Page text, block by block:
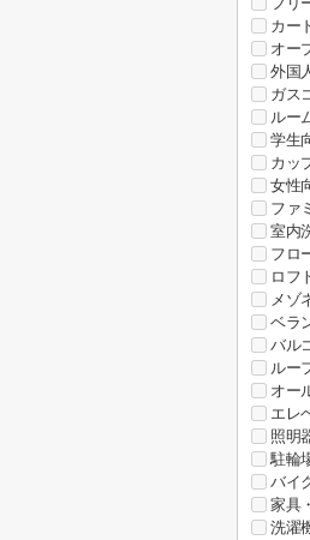
カー
オー
外国
ガス
ルー
学生
カッ
女性
ファ
室内
フロ
ロフ
メゾ
ベラ
バル
ルー
オー
エレ
照明
駐輪
バイ
家具
洗濯